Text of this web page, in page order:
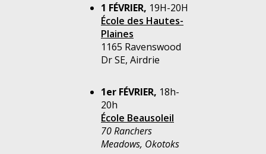
1 FÉVRIER, 19H-20H
École des Hautes-
Plaines
1165 Ravenswood
Dr SE, Airdrie
1er FÉVRIER, 18h-
20h
École Beausoleil
70 Ranchers
Meadows, Okotoks